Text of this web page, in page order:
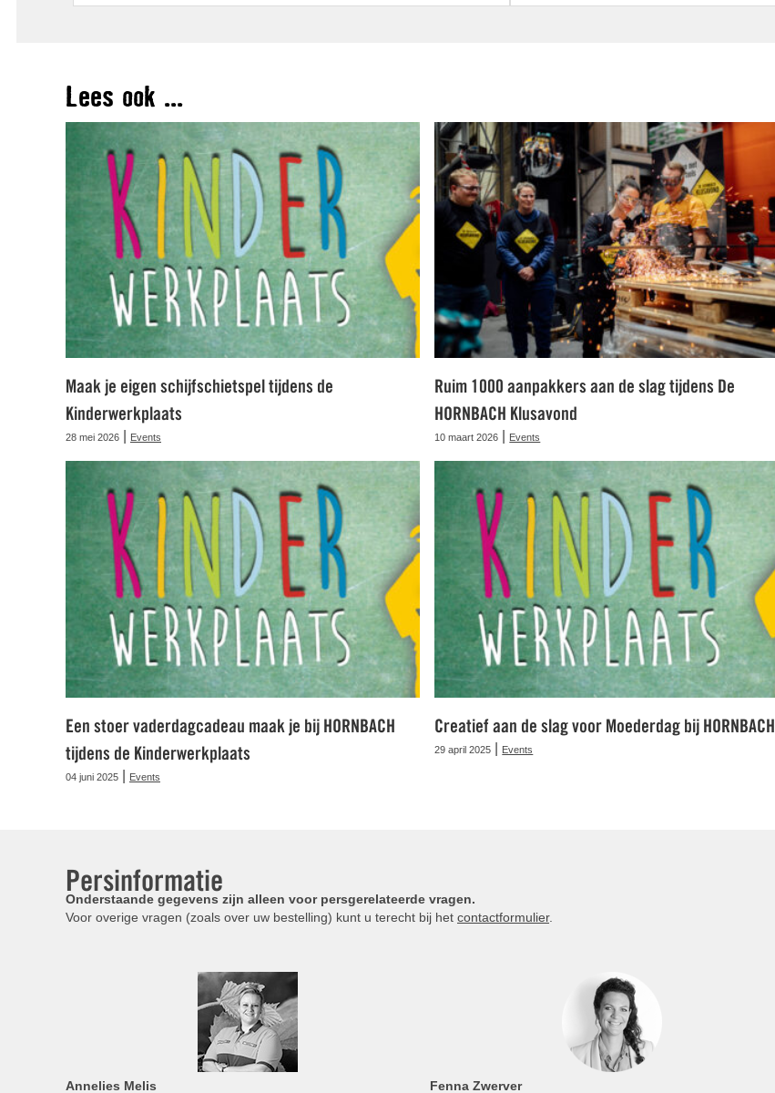
Lees ook ...
Maak je eigen schijfschietspel tijdens de
Kinderwerkplaats
28 mei 2026 Events
Ruim 1000 aanpakkers aan de slag tijdens De
HORNBACH Klusavond
10 maart 2026 Events
Een stoer vaderdagcadeau maak je bij HORNBACH
tijdens de Kinderwerkplaats
04 juni 2025 Events
Creatief aan de slag voor Moederdag bij HORNBACH
29 april 2025 Events
Persinformatie
Onderstaande gegevens zijn alleen voor persgerelateerde vragen.
Voor overige vragen (zoals over uw bestelling) kunt u terecht bij het contactformulier.
Annelies Melis Fenna Zwerver